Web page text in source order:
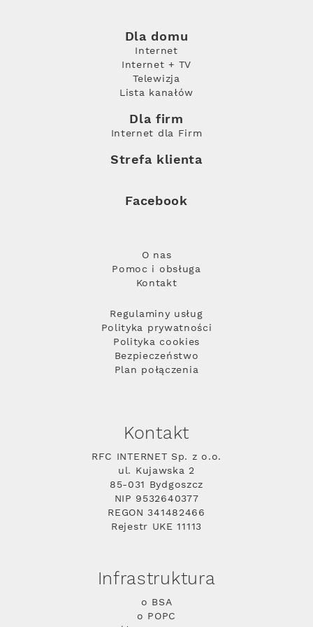
Dla domu
Internet
Internet + TV
Telewizja
Lista kanałów
Dla firm
Internet dla Firm
Strefa klienta
Facebook
O nas
Pomoc i obsługa
Kontakt
Regulaminy usług
Polityka prywatności
Polityka cookies
Bezpieczeństwo
Plan połączenia
Kontakt
RFC INTERNET Sp. z o.o.
ul. Kujawska 2
85-031 Bydgoszcz
NIP 9532640377
REGON 341482466
Rejestr UKE 11113
Infrastruktura
o BSA
o POPC